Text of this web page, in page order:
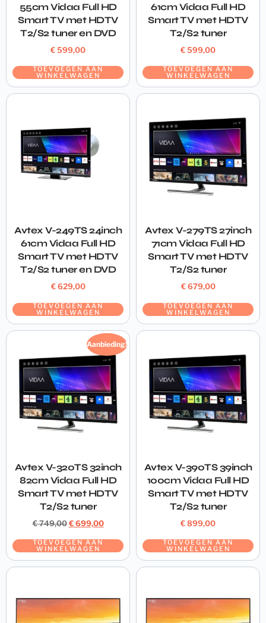
55cm Vidaa Full HD
Smart TV met HDTV
T2/S2 tuner en DVD
€599,00
TOEVOEGEN AAN
WINKELWAGEN
61cm Vidaa Full HD
Smart TV met HDTV
T2/S2 tuner
€599,00
TOEVOEGEN AAN
WINKELWAGEN
Avtex V-249TS 24inch
61cm Vidaa Full HD
Smart TV met HDTV
T2/S2 tuner en DVD
€629,00
TOEVOEGEN AAN
WINKELWAGEN
Avtex V-279TS 27inch
71cm Vidaa Full HD
Smart TV met HDTV
T2/S2 tuner
€679,00
TOEVOEGEN AAN
WINKELWAGEN
Aanbieding!
Avtex V-320TS 32inch
82cm Vidaa Full HD
Smart TV met HDTV
T2/S2 tuner
€749,00 €699,00
TOEVOEGEN AAN
WINKELWAGEN
Avtex V-390TS 39inch
100cm Vidaa Full HD
Smart TV met HDTV
T2/S2 tuner
€899,00
TOEVOEGEN AAN
WINKELWAGEN